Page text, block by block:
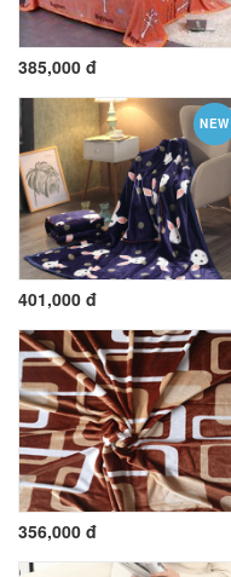
385,000 đ
NEW
401,000 đ
356,000 đ